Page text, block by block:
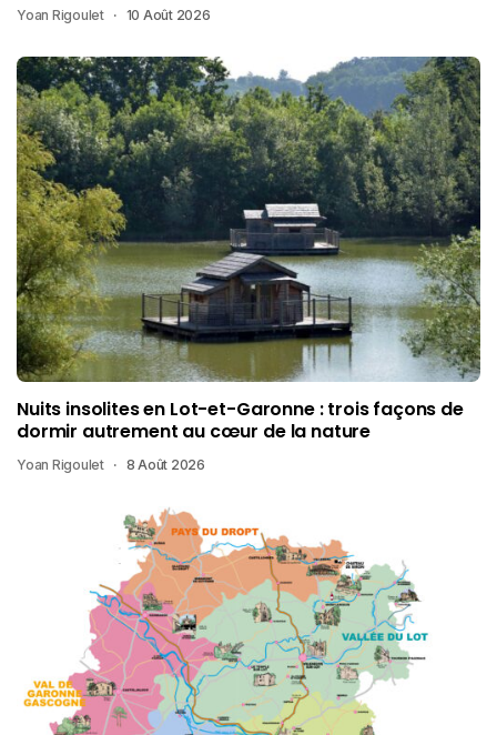
Yoan Rigoulet 10 Août 2026
Nuits insolites en Lot-et-Garonne : trois façons de
dormir autrement au cœur de la nature
Yoan Rigoulet 8 Août 2026